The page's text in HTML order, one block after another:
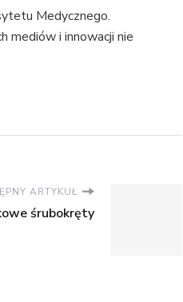
Medycznego.
mediów i innowacji nie
ARTYKUŁ
śrubokręty